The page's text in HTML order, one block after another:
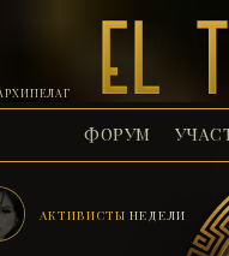
АКТИВИСТЫ НЕДЕЛИ
ФОРУМ